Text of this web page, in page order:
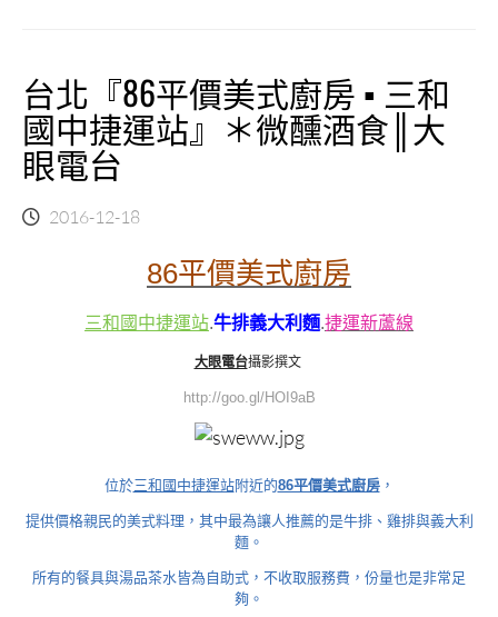
台北『86平價美式廚房 ▪ 三和
國中捷運站』＊微醺酒食║大
眼電台
2016-12-18
86平價美式廚房
三和國中捷運站.牛排義大利麵.捷運新蘆線
大眼電台攝影撰文
http://goo.gl/HOI9aB
位於三和國中捷運站附近的86平價美式廚房，
提供價格親民的美式料理，其中最為讓人推薦的是牛排、雞排與義大利
麵。
所有的餐具與湯品茶水皆為自助式，不收取服務費，份量也是非常足
夠。